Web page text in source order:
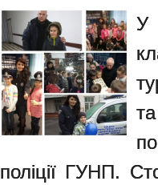
У
поліції ГУНП.